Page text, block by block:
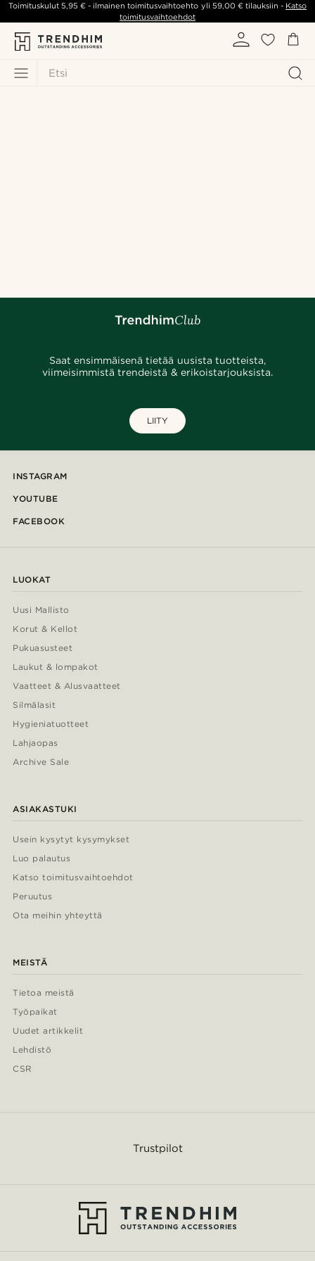
Etsi
Toimituskulut5,95 € - ilmainen toimitusvaihtoehto yli 59,00 €tilauksiin - Katso
toimitusvaihtoehdot
Saat ensimmäisenä tietää uusista tuotteista,
viimeisimmistä trendeistä & erikoistarjouksista.
LIITY
INSTAGRAM
YOUTUBE
FACEBOOK
LUOKAT
Uusi Mallisto
Korut & Kellot
Pukuasusteet
Laukut & lompakot
Vaatteet & Alusvaatteet
Silmälasit
Hygieniatuotteet
Lahjaopas
Archive Sale
ASIAKASTUKI
Usein kysytyt kysymykset
Luo palautus
Katso toimitusvaihtoehdot
Peruutus
Ota meihin yhteyttä
MEISTÄ
Tietoa meistä
Työpaikat
Uudet artikkelit
Lehdistö
CSR
Trustpilot